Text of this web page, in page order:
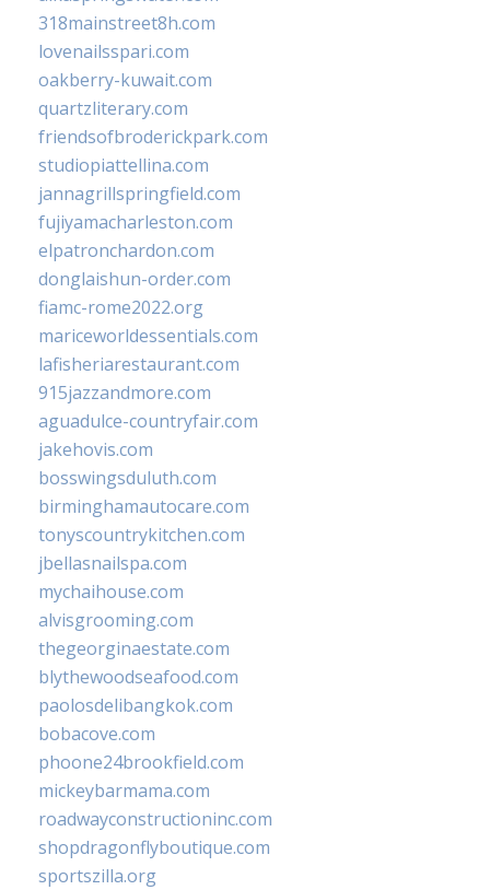
318mainstreet8h.com
lovenailsspari.com
oakberry-kuwait.com
quartzliterary.com
friendsofbroderickpark.com
studiopiattellina.com
jannagrillspringfield.com
fujiyamacharleston.com
elpatronchardon.com
donglaishun-order.com
fiamc-rome2022.org
mariceworldessentials.com
lafisheriarestaurant.com
915jazzandmore.com
aguadulce-countryfair.com
jakehovis.com
bosswingsduluth.com
birminghamautocare.com
tonyscountrykitchen.com
jbellasnailspa.com
mychaihouse.com
alvisgrooming.com
thegeorginaestate.com
blythewoodseafood.com
paolosdelibangkok.com
bobacove.com
phoone24brookfield.com
mickeybarmama.com
roadwayconstructioninc.com
shopdragonflyboutique.com
sportszilla.org